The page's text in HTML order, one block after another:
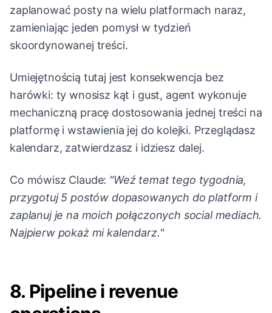
zaplanować posty na wielu platformach naraz,
zamieniając jeden pomysł w tydzień
skoordynowanej treści.
Umiejętnością tutaj jest konsekwencja bez
harówki: ty wnosisz kąt i gust, agent wykonuje
mechaniczną pracę dostosowania jednej treści na
platformę i wstawienia jej do kolejki. Przeglądasz
kalendarz, zatwierdzasz i idziesz dalej.
Co mówisz Claude: "Weź temat tego tygodnia,
przygotuj 5 postów dopasowanych do platform i
zaplanuj je na moich połączonych social mediach.
Najpierw pokaż mi kalendarz."
8. Pipeline i revenue